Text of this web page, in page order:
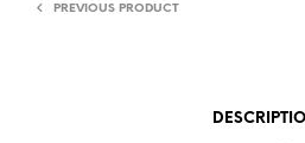
PREVIOUS PRODUCT